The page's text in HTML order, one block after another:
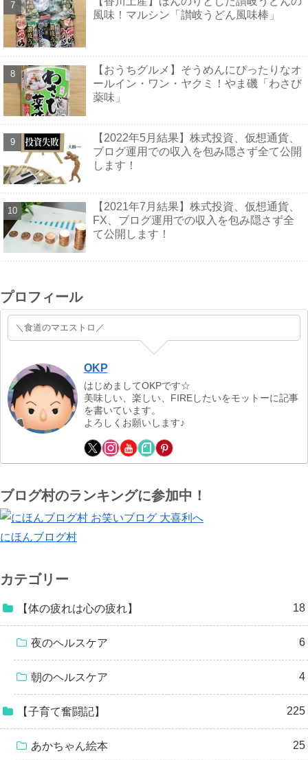
風味！マルシン「讃岐うどん風味棒」
【おうちグルメ】そうめんにぴったりなオ
ールイン・ワン・ヤクミ！やま磯「わさび
薬味」
【2022年5月結果】株式投資、仮想通貨、
ブログ運用での収入を包み隠さず全て公開
します！
【2021年7月結果】株式投資、仮想通貨、
FX、ブログ運用での収入を包み隠さず全
て公開します！
プロフィール
＼食道のマエストロ／
OKP
はじめましてOKPです☆
美味しい、楽しい、FIREしたいをモットーに記事
を書いています。
よろしくお願いします♪
ブログ村のランキングに参加中！
にほんブログ村
カテゴリー
【体の疲れは心の疲れ】 18
夜のヘルスケア 6
朝のヘルスケア 4
【子育て奮闘記】 225
あかちゃん絵本 25